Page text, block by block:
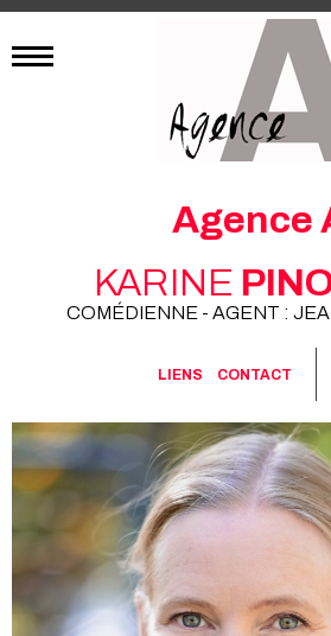
Agence
KARINE
COMÉDIENNE - AGENT :
LIENS CONTACT